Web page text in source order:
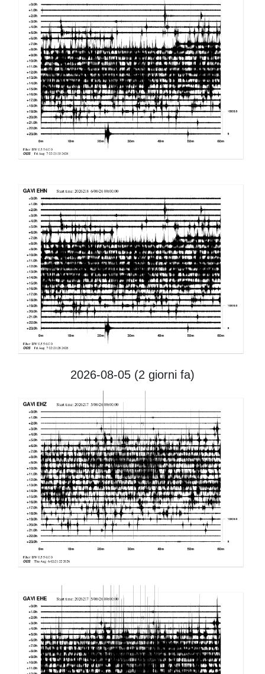
2026-08-05 (2 giorni fa)